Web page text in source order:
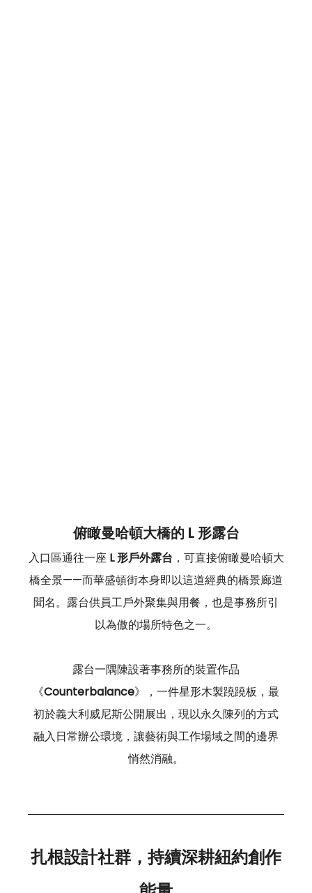
俯瞰曼哈頓大橋的 L 形露台
入口區通往一座 L 形戶外露台 ，可直接俯瞰曼哈頓大
橋全景——而華盛頓街本身即以這道經典的橋景廊道
聞名。露台供員工戶外聚集與用餐，也是事務所引
以為傲的場所特色之一。
露台一隅陳設著事務所的裝置作品
《Counterbalance》，一件星形木製蹺蹺板，最
初於義大利威尼斯公開展出，現以永久陳列的方式
融入日常辦公環境，讓藝術與工作場域之間的邊界
悄然消融。
扎根設計社群，持續深耕紐約創作